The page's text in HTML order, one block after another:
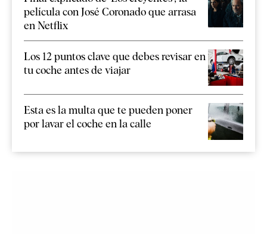
película con José Coronado que arrasa
en Netflix
Los 12 puntos clave que debes revisar en
tu coche antes de viajar
Esta es la multa que te pueden poner
por lavar el coche en la calle